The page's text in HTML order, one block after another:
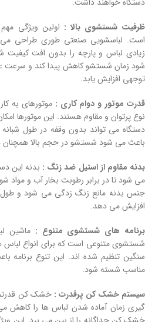
ظرفیت شستشوی بالا : اولین ویژگی
است. لباسشویی صنعتی طوری طراحی
زیادی لباس و پارچه را بدون افت
شود زمان شستشو کاهش پیدا کند و سرعت
توجهی افزایش یابد.
قدرت موتور و دوام کاری :موتورهای به
نوع پرتوان و مقاوم هستند. این موتورها
دستگاه می تواند بدون وقفه در طول شبانه
باعث می شود شستشو در حجم بالا همچنان
بدنه مقاوم از استیل ضد زنگ : بدنه این
می شود تا در برابر رطوبت بخار آب و مواد
جنس بدنه مانع زنگ زدگی می شود و طول
افزایش می دهد.
برنامه های شستشوی متنوع : ماشین
شستشوی متنوعی است که برای انواع
سنگین تنظیم شده اند. این تنوع برنامه
مناسب شسته شود.
سیستم خشک کن پرقدرت :خشک کن
گیری زمان آماده شدن لباس ها را کاهش